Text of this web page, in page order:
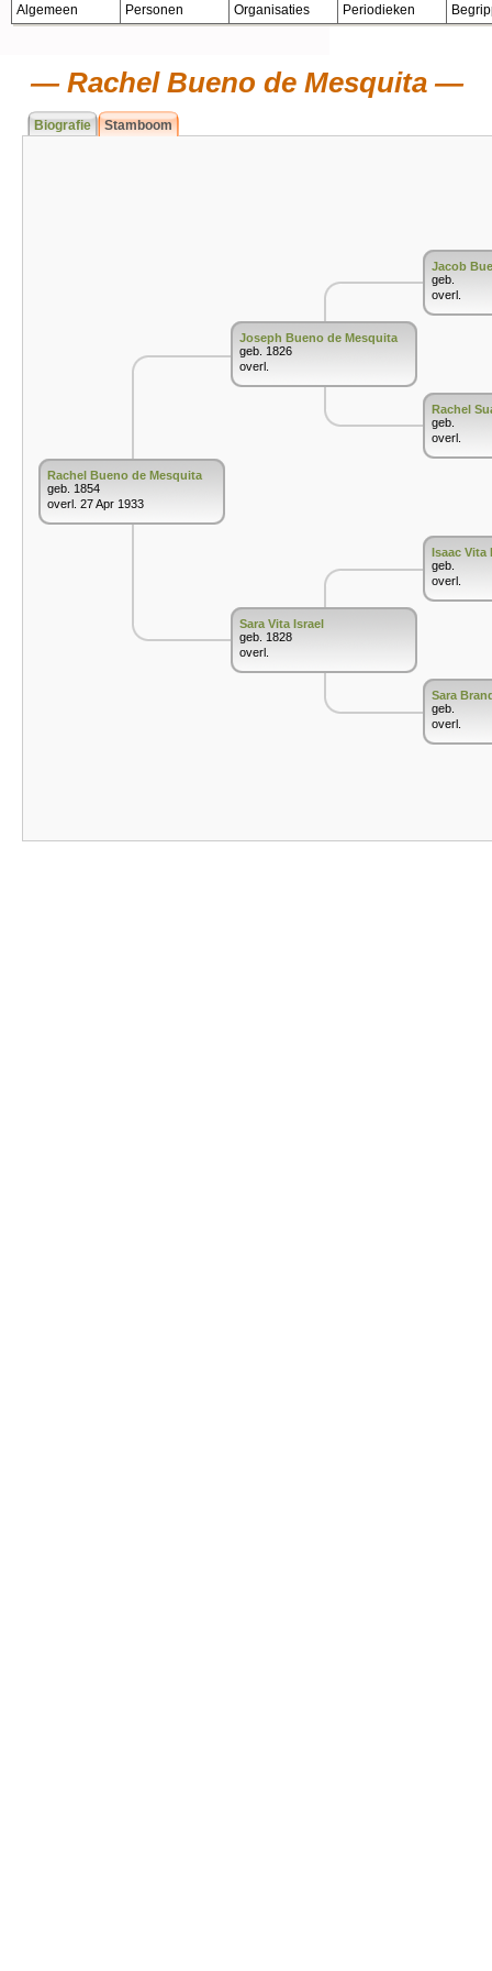
Algemeen Personen Organisaties Periodieken
Rachel Bueno de Mesquita
Biografie Stamboom
Rachel Bueno de Mesquita
geb. 1854
overl. 27 Apr 1933
Joseph Bueno de Mesquita
geb. 1826
overl.
Sara Vita Israel
geb. 1828
overl.
Jacob
geb.
overl.
Rachel
geb.
overl.
Isaac Vita
geb.
overl.
Sara
geb.
overl.